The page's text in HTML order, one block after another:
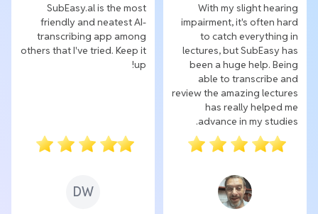
With my slight hearing
impairment, it's often hard
to catch everything in
lectures, but SubEasy has
been a huge help. Being
able to transcribe and
review the amazing lectures
has really helped me
advance in my studies.
SubEasy.al is the most
friendly and neatest AI-
transcribing app among
others that I've tried. Keep it
up!
DW